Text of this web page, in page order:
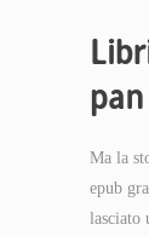
Ma la
epub
lasciato